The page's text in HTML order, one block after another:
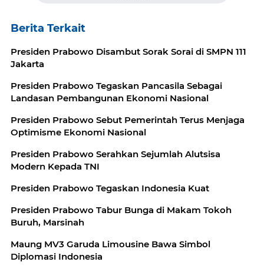
Berita Terkait
Presiden Prabowo Disambut Sorak Sorai di SMPN 111
Jakarta
Presiden Prabowo Tegaskan Pancasila Sebagai
Landasan Pembangunan Ekonomi Nasional
Presiden Prabowo Sebut Pemerintah Terus Menjaga
Optimisme Ekonomi Nasional
Presiden Prabowo Serahkan Sejumlah Alutsisa
Modern Kepada TNI
Presiden Prabowo Tegaskan Indonesia Kuat
Presiden Prabowo Tabur Bunga di Makam Tokoh
Buruh, Marsinah
Maung MV3 Garuda Limousine Bawa Simbol
Diplomasi Indonesia